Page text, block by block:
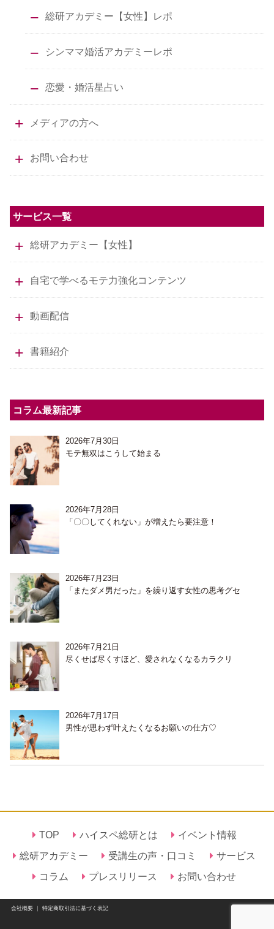
総研アカデミー【女性】レポ
シンママ婚活アカデミーレポ
恋愛・婚活星占い
メディアの方へ
お問い合わせ
サービス一覧
総研アカデミー【女性】
自宅で学べるモテ力強化コンテンツ
動画配信
書籍紹介
コラム最新記事
2026年7月30日
モテ無双はこうして始まる
2026年7月28日
「〇〇してくれない」が増えたら要注意！
2026年7月23日
「またダメ男だった」を繰り返す女性の思考グセ
2026年7月21日
尽くせば尽くすほど、愛されなくなるカラクリ
2026年7月17日
男性が思わず叶えたくなるお願いの仕方♡
TOP ハイスペ総研とは
イベント情報
総研アカデミー
受講生の声・口コミ
サービス
コラム
プレスリリース お問い合わせ
会社概要｜ 特定商取引法に基づく表記